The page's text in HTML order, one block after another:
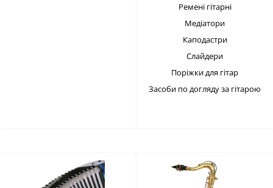
Ремені гітарні
Медіатори
Каподастри
Слайдери
Поріжки для гітар
Засоби по догляду за гітарою